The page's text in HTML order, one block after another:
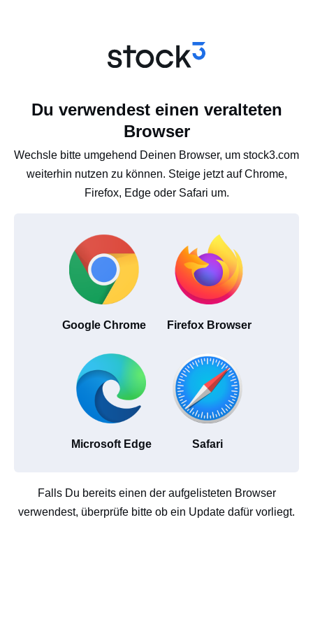
Du verwendest einen veralteten
Browser
Wechsle bitte umgehend Deinen Browser, um stock3.com
weiterhin nutzen zu können. Steige jetzt auf Chrome,
Firefox, Edge oder Safari um.
Google Chrome Firefox Browser
Microsoft Edge Safari
Falls Du bereits einen der aufgelisteten Browser
verwendest, überprüfe bitte ob ein Update dafür vorliegt.